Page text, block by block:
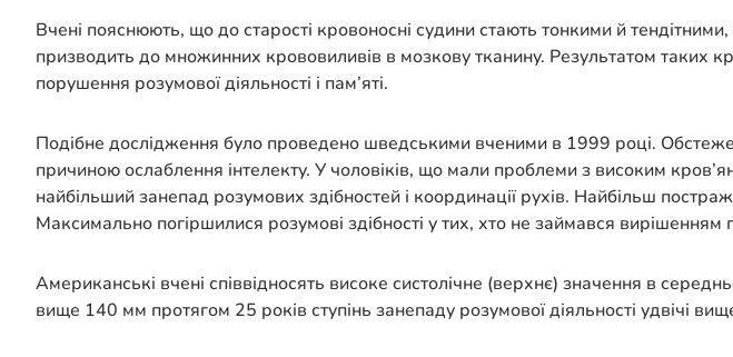
Вчені пояснюють, що до старості кровоносні судини стають тонкими й
призводить до множинних крововиливів в мозкову тканину. Результатом таких
порушення розумової діяльності і пам’яті.
Подібне дослідження було проведено шведськими вченими в 1999 році.
причиною ослаблення інтелекту. У чоловіків, що мали проблеми з високим
найбільший занепад розумових здібностей і координації рухів. Найбільш
Максимально погіршилися розумові здібності у тих, хто не займався вирішенням
Американські вчені співвідносять високе систолічне (верхнє) значення в
вище 140 мм протягом 25 років ступінь занепаду розумової діяльності удвічі